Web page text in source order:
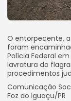
O entorpecente,
foram
Polícia Federal
lavratura do
procedimentos
Comunicação
Foz do Iguaçu/PR